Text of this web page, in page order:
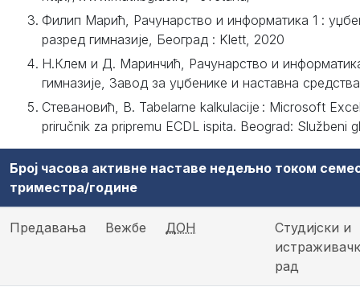
Филип Марић, Рачунарство и информатика 1 :
разред гимназије, Београд : Klett, 2020
Н.Клем и Д. Маринчић, Рачунарство и
гимназије, Завод за уџбенике и наставна
Стевановић, В. Tabelarne kalkulacije : Microsoft
priručnik za pripremu ECDL ispita. Beograd: Službeni
Број часова активне наставе недељно током
триместра/године
Предавања Вежбе ДОН
Студијски и
рад